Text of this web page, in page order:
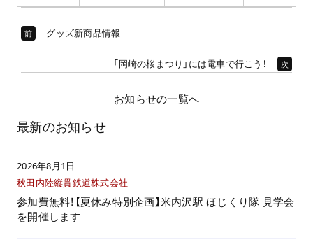
前 グッズ新商品情報
「岡崎の桜まつり」には電車で行こう！ 次
お知らせの一覧へ
最新のお知らせ
2026年8月1日
秋田内陸縦貫鉄道株式会社
参加費無料！【夏休み特別企画】米内沢駅 ほじくり隊 見学会
を開催します